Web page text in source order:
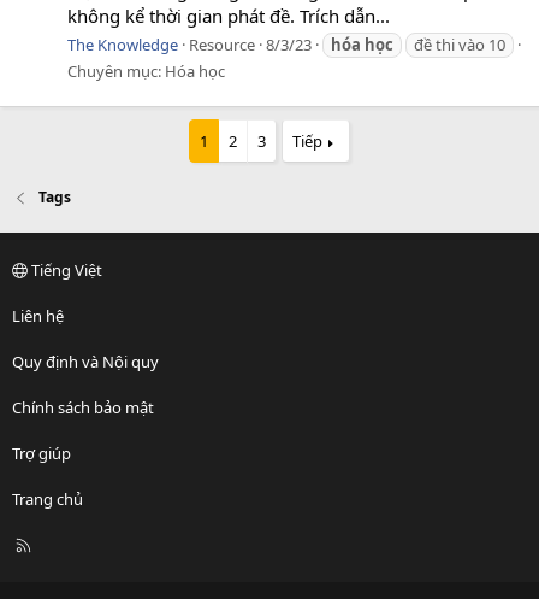
không kể thời gian phát đề. Trích dẫn...
The Knowledge Resource 8/3/23 hóa học
đề thi vào 10
Chuyên mục: Hóa học
1 2 3 Tiếp
Tags
Tiếng Việt
Liên hệ
Quy định và Nội quy
Chính sách bảo mật
Trợ giúp
Trang chủ
R